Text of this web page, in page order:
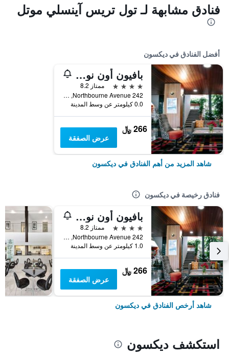
فنادق مشابهة لـ تول تريس آينسلي موتل
أفضل الفنادق في ديكسون
بافيون أون نورث بورن
4 نجوم
ممتاز 8.2
242 Northbourne Avenue, ديكسون, ACT, أستراليا
0.0 كيلومتر عن وسط المدينة
266 ﷼
عرض الصفقة
شاهد المزيد من أهم الفنادق في ديكسون
فنادق رخيصة في ديكسون
بافيون أون نورث بورن
4 نجوم
ممتاز 8.2
242 Northbourne Avenue, ديكسون, ACT, أستراليا
1.0 كيلومتر عن وسط المدينة
266 ﷼
عرض الصفقة
شاهد أرخص الفنادق في ديكسون
استكشف ديكسون